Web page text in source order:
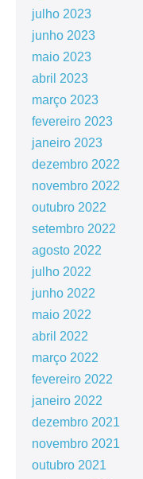
julho 2023
junho 2023
maio 2023
abril 2023
março 2023
fevereiro 2023
janeiro 2023
dezembro 2022
novembro 2022
outubro 2022
setembro 2022
agosto 2022
julho 2022
junho 2022
maio 2022
abril 2022
março 2022
fevereiro 2022
janeiro 2022
dezembro 2021
novembro 2021
outubro 2021